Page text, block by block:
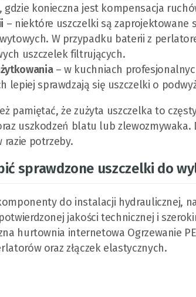
gdzie konieczna jest kompensacja
– niektóre uszczelki są
W przypadku baterii z
uszczelek filtrujących.
– w kuchniach
lepiej sprawdzają się uszczelki o
pamiętać, że zużyta uszczelka to
uszkodzeń blatu lub
razie potrzeby.
sprawdzone uszczelki do
do instalacji hydraulicznej,
jakości technicznej i
hurtownia internetowa Ogrzewanie
oraz złączek elastycznych.